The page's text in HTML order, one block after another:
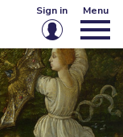
Sign in Menu